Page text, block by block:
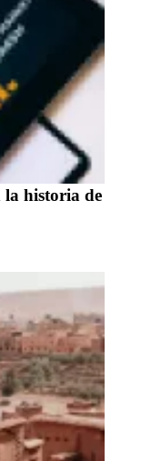
la historia de